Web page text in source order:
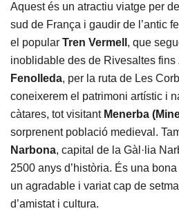
Aquest és un atractiu viatge per
sud de França i gaudir de l’antic
el popular Tren Vermell , que
inoblidable des de Rivesaltes fins
Fenolleda, per la ruta de Les
coneixerem el patrimoni artístic i
càtares, tot visitant Menerba
sorprenent població medieval.
Narbona, capital de la Gàl·lia
2500 anys d’història. És una
un agradable i variat cap de
d’amistat i cultura.